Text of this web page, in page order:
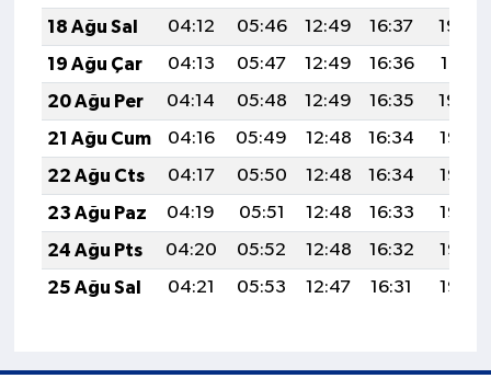
18 Ağu Sal
04:12 05:46 12:49 16:37
19:42
19 Ağu Çar
04:13 05:47 12:49 16:36
19:41
20 Ağu Per
04:14 05:48 12:49 16:35
19:39
21 Ağu Cum
04:16 05:49 12:48 16:34
19:38
22 Ağu Cts
04:17 05:50 12:48 16:34
19:36
23 Ağu Paz
04:19 05:51 12:48 16:33
19:35
24 Ağu Pts
04:20 05:52 12:48 16:32
19:33
25 Ağu Sal
04:21 05:53 12:47 16:31 19:32